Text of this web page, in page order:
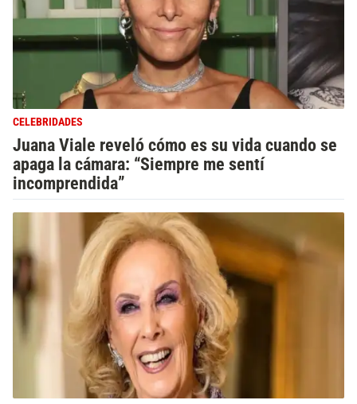
CELEBRIDADES
Juana Viale reveló cómo es su vida cuando se
apaga la cámara: “Siempre me sentí
incomprendida”